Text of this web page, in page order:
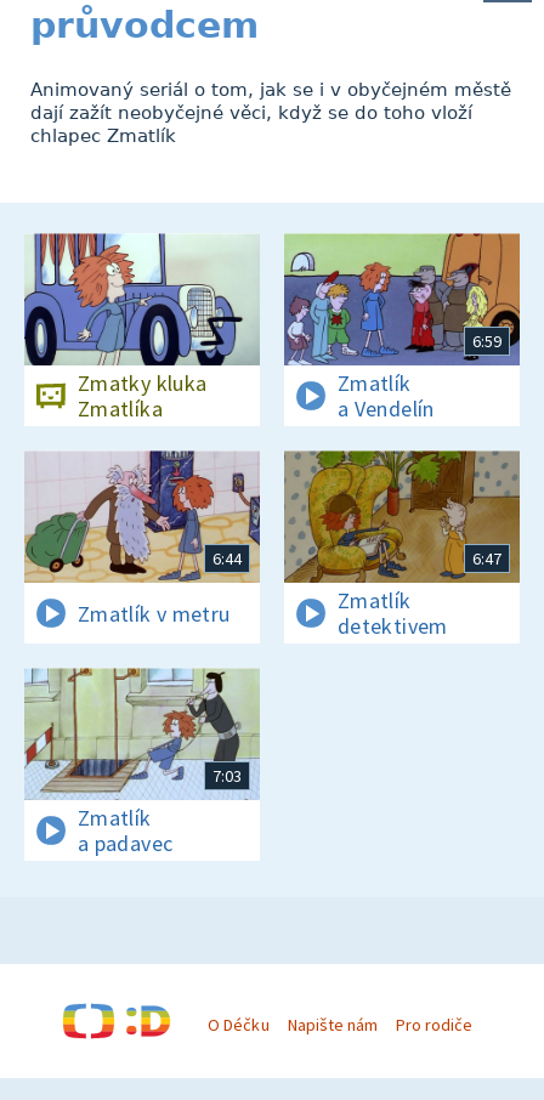
průvodcem
Animovaný seriál o tom, jak se i v obyčejném městě
dají zažít neobyčejné věci, když se do toho vloží
chlapec Zmatlík
Zmatky kluka
Zmatlíka
6:59
Zmatlík
a Vendelín
6:44
Zmatlík v metru
6:47
Zmatlík
detektivem
7:03
Zmatlík
a padavec
O Déčku Napište nám Pro rodiče